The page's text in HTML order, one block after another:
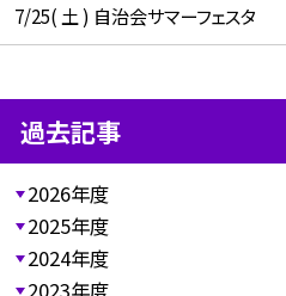
7/25( 土 ) 自治会サマーフェスタ
過去記事
2026年度
2025年度
2024年度
2023年度